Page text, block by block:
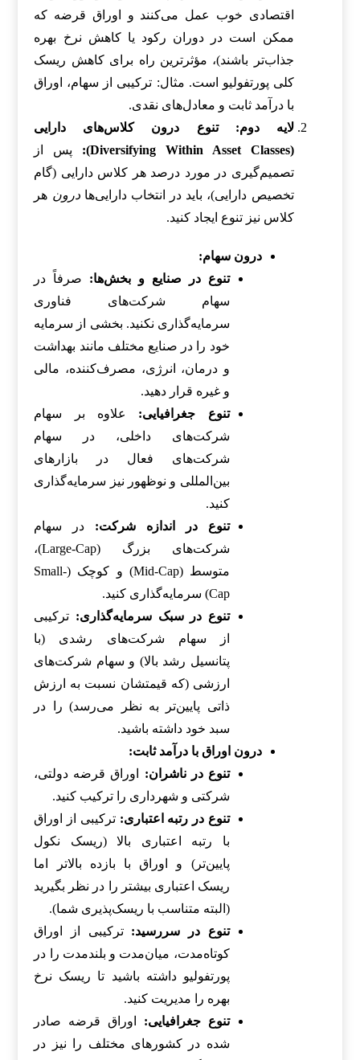
اقتصادی خوب عمل می‌کنند و اوراق قرضه که
ممکن است در دوران رکود یا کاهش نرخ بهره
جذاب‌تر باشند)، مؤثرترین راه برای کاهش ریسک
کلی پورتفولیو است. مثال: ترکیبی از سهام، اوراق
با درآمد ثابت و معادل‌های نقدی.
لایه دوم: تنوع درون کلاس‌های دارایی
(Diversifying Within Asset Classes):
پس از
تصمیم‌گیری در مورد درصد هر کلاس دارایی (گام
تخصیص دارایی)، باید در انتخاب دارایی‌هادرون هر
کلاس نیز تنوع ایجاد کنید.
درون سهام:
تنوع در صنایع و بخش‌ها: صرفاً در
سهام شرکت‌های فناوری
سرمایه‌گذاری نکنید. بخشی از سرمایه
خود را در صنایع مختلف مانند بهداشت
و درمان، انرژی، مصرف‌کننده، مالی
و غیره قرار دهید.
تنوع جغرافیایی: علاوه بر سهام
شرکت‌های داخلی، در سهام
شرکت‌های فعال در بازارهای
بین‌المللی و نوظهور نیز سرمایه‌گذاری
کنید.
تنوع در اندازه شرکت: در سهام
شرکت‌های بزرگ (Large-Cap)،
متوسط (Mid-Cap) و کوچک (Small-
Cap) سرمایه‌گذاری کنید.
تنوع در سبک سرمایه‌گذاری: ترکیبی
از سهام شرکت‌های رشدی (با
پتانسیل رشد بالا) و سهام شرکت‌های
ارزشی (که قیمتشان نسبت به ارزش
ذاتی پایین‌تر به نظر می‌رسد) را در
سبد خود داشته باشید.
درون اوراق با درآمد ثابت:
تنوع در ناشران: اوراق قرضه دولتی،
شرکتی و شهرداری را ترکیب کنید.
تنوع در رتبه اعتباری: ترکیبی از اوراق
با رتبه اعتباری بالا (ریسک نکول
پایین‌تر) و اوراق با بازده بالاتر اما
ریسک اعتباری بیشتر را در نظر بگیرید
(البته متناسب با ریسک‌پذیری شما).
تنوع در سررسید: ترکیبی از اوراق
کوتاه‌مدت، میان‌مدت و بلندمدت را در
پورتفولیو داشته باشید تا ریسک نرخ
بهره را مدیریت کنید.
تنوع جغرافیایی: اوراق قرضه صادر
شده در کشورهای مختلف را نیز در